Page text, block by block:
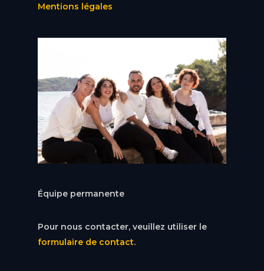
Mentions légales
Équipe permanente
Pour nous contacter, veuillez utiliser le
formulaire de contact.